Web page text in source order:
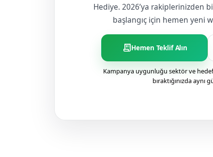
Hediye. 2026’ya rakiplerinizden
başlangıç için hemen yeni
receipt_longHemen Teklif Alın
Kampanya uygunluğu sektör ve
bıraktığınızda aynı